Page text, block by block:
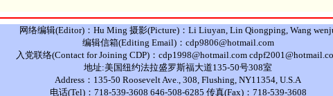
网络编辑(Editor)：Hu Ming 摄影(Picture)：Li Liuyan, Lin Qiongping, Wang
编辑信箱(Editing Email)：cdp9806@hotmail.com
入党联络(Contact for Joining CDP)：cdp1998@hotmail.com
地址:美国纽约法拉盛罗斯福大道135-50号308室
Address：135-50 Roosevelt Ave., 308, Flushing, NY11354, U.S.A
电话(Tel)：718-539-3608 646-508-6285 传真(Fax)：718-539-3608